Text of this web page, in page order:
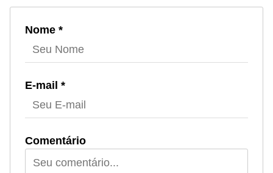
Nome *
E-mail *
Comentário